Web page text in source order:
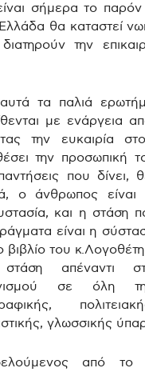
σήμερα το
θα καταστεί
την
τα παλιά
με ενάργεια
την ευκαιρία
την προσωπική
που δίνει,
ο άνθρωπος
και η στάση
είναι η
βιβλίο του
απέναντι
σε όλη
γλωσσικής
από το